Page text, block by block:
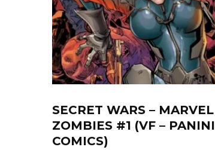
SECRET WARS – MARVEL
ZOMBIES #1 (VF – PANINI
COMICS)